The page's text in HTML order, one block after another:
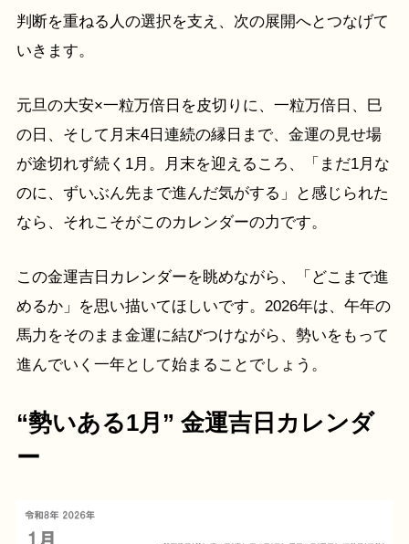
判断を重ねる人の選択を支え、次の展開へとつなげて
いきます。
元旦の大安×一粒万倍日を皮切りに、一粒万倍日、巳
の日、そして月末4日連続の縁日まで、金運の見せ場
が途切れず続く1月。月末を迎えるころ、「まだ1月な
のに、ずいぶん先まで進んだ気がする」と感じられた
なら、それこそがこのカレンダーの力です。
この金運吉日カレンダーを眺めながら、「どこまで進
めるか」を思い描いてほしいです。2026年は、午年の
馬力をそのまま金運に結びつけながら、勢いをもって
進んでいく一年として始まることでしょう。
“勢いある1月” 金運吉日カレンダ
ー